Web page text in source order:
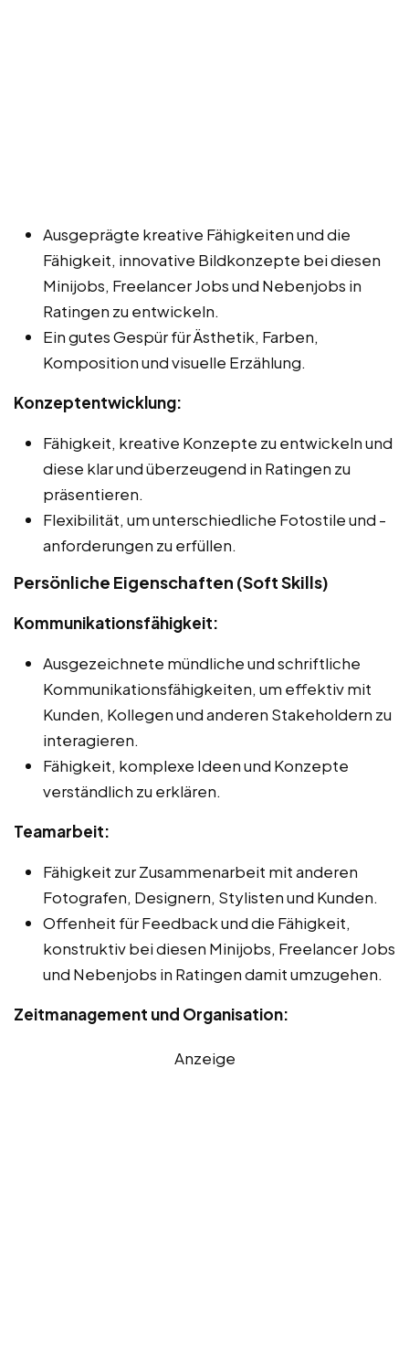
Ausgeprägte kreative Fähigkeiten und die
Fähigkeit, innovative Bildkonzepte bei diesen
Minijobs, Freelancer Jobs und Nebenjobs in
Ratingen zu entwickeln.
Ein gutes Gespür für Ästhetik, Farben,
Komposition und visuelle Erzählung.
Konzeptentwicklung:
Fähigkeit, kreative Konzepte zu entwickeln und
diese klar und überzeugend in Ratingen zu
präsentieren.
Flexibilität, um unterschiedliche Fotostile und -
anforderungen zu erfüllen.
Persönliche Eigenschaften (Soft Skills)
Kommunikationsfähigkeit:
Ausgezeichnete mündliche und schriftliche
Kommunikationsfähigkeiten, um effektiv mit
Kunden, Kollegen und anderen Stakeholdern zu
interagieren.
Fähigkeit, komplexe Ideen und Konzepte
verständlich zu erklären.
Teamarbeit:
Fähigkeit zur Zusammenarbeit mit anderen
Fotografen, Designern, Stylisten und Kunden.
Offenheit für Feedback und die Fähigkeit,
konstruktiv bei diesen Minijobs, Freelancer Jobs
und Nebenjobs in Ratingen damit umzugehen.
Zeitmanagement und Organisation:
Anzeige